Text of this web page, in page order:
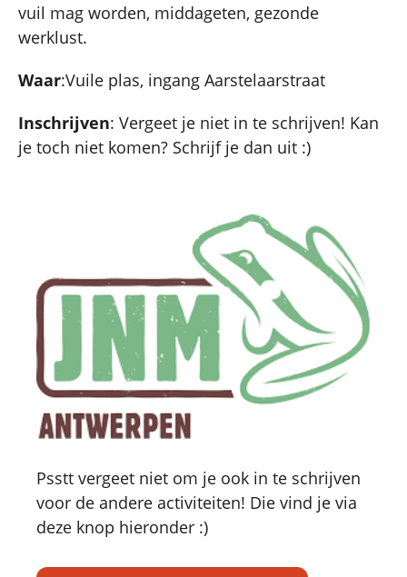
vuil mag worden, middageten, gezonde
werklust.
Waar:Vuile plas, ingang Aarstelaarstraat
Inschrijven: Vergeet je niet in te schrijven! Kan
je toch niet komen? Schrijf je dan uit :)
Psstt vergeet niet om je ook in te schrijven
voor de andere activiteiten! Die vind je via
deze knop hieronder :)